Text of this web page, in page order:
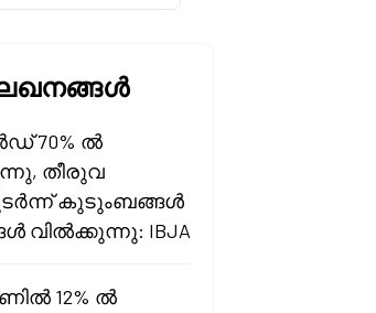
70% ൽ
തീരുവ
കുടുംബങ്ങൾ
വിൽക്കുന്നു: IBJA
12% ൽ